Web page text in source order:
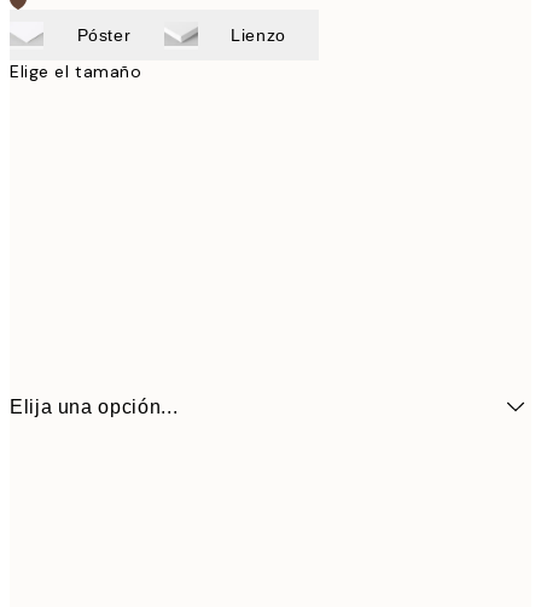
Póster Lienzo
Elige el tamaño
Elija una opción...